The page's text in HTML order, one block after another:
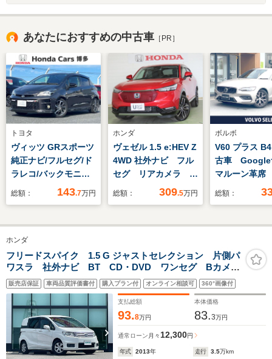
あなたにおすすめの中古車 ［PR］
トヨタ
ヴィッツ GRスポーツ
純正ナビ/フルセグ/ド
ラレコ/バックモニタ
ー/ETC/社外マフラー
総額： 143.7万円
ホンダ
ヴェゼル 1.5 e:HEV Z
4WD 社外ナビ フル
セグ リアカメラ パ
ドルシフト ステアリ
グ ETC
総額： 309.5万円
ボルボ
V60 プラス
古車
マルーン革
害軽減ブレ
ルセグTV
トインフォメ
ン 車線逸脱
総額：
ホンダ
フリードスパイク 1.5 G ジャストセレクション 片側パ
ワスラ 社外ナビ BT CD・DVD ワンセグ Bカメ
横滑り防止 電格ミラー 革巻きハンドル ドラレコ
ETC ドアバイザー エアバッグ 純正フロアマット
オートライト ハロゲンヘッドライト
販売店保証 車両品質評価書付 購入プラン付 オンライン相談可 360°画像付
支払総額
93.8万円
本体価格
83.3万円
通常ローン 月々 12,300円
年式 2013年 走行 3.5万km